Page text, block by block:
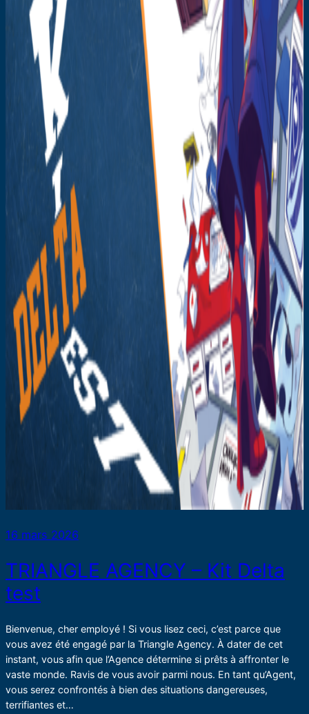
16 mars 2026
TRIANGLE AGENCY – Kit Delta
test
Bienvenue, cher employé ! Si vous lisez ceci, c’est parce que
vous avez été engagé par la Triangle Agency. À dater de cet
instant, vous afin que l’Agence détermine si prêts à affronter le
vaste monde. Ravis de vous avoir parmi nous. En tant qu’Agent,
vous serez confrontés à bien des situations dangereuses,
terrifiantes et…